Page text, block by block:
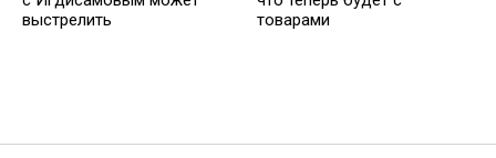
выстрелить
товарами